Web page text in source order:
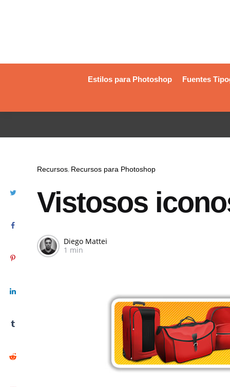
Estilos para Photoshop Fuentes
Recursos Recursos para Photoshop
Vistosos
Diego Mattei
1 min